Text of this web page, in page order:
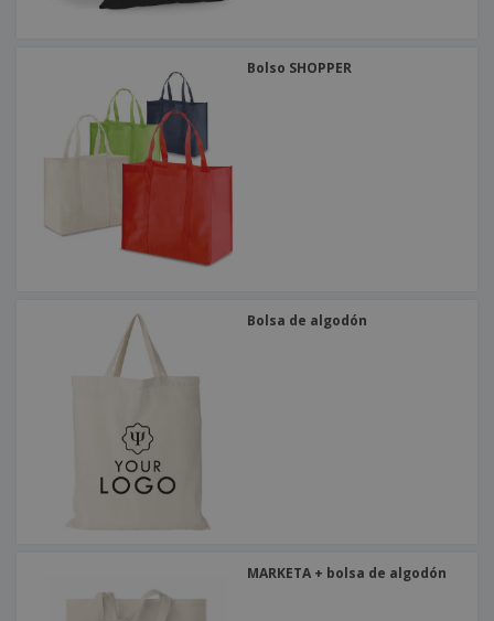
Bolso SHOPPER
Bolsa de algodón
MARKETA + bolsa de algodón